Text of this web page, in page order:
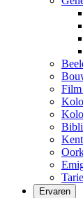
Ervaren